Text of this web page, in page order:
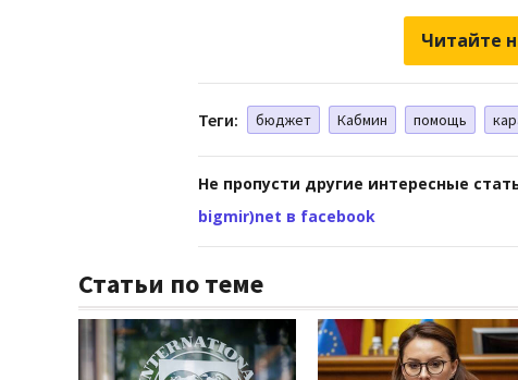
Читайте
Теги: бюджет Кабмин помощь
Не пропусти другие интересные
bigmir)net в facebook
Статьи по теме